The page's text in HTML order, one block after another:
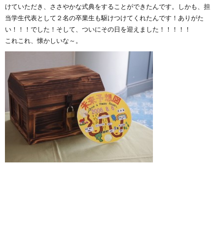
けていただき、ささやかな式典をすることができたんです。しかも、担
当学生代表として２名の卒業生も駆けつけてくれたんです！ありがた
い！！！でした！そして、ついにその日を迎えました！！！！！
これこれ、懐かしいな～。